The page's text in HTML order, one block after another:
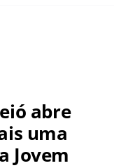
abre
uma
Jovem